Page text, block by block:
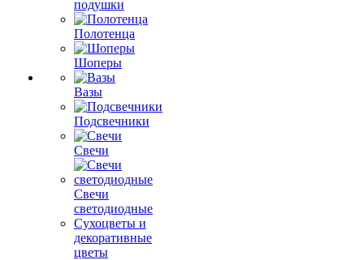
подушки
Полотенца
Шоперы
Вазы
Подсвечники
Свечи
Свечи
светодиодные
Сухоцветы и
декоративные
цветы